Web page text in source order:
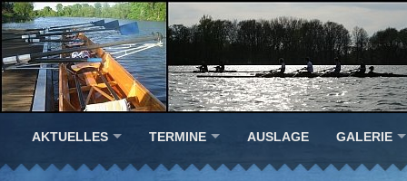
AKTUELLES TERMINE AUSLAGE GALERIE